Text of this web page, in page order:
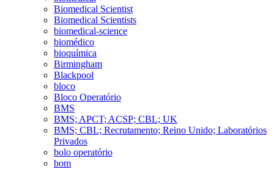
Biomedical Scientist
Biomedical Scientists
biomedical-science
biomédico
bioquímica
Birmingham
Blackpool
bloco
Bloco Operatório
BMS
BMS; APCT; ACSP; CBL; UK
BMS; CBL; Recrutamento; Reino Unido; Laboratórios
Privados
bolo operatório
bom